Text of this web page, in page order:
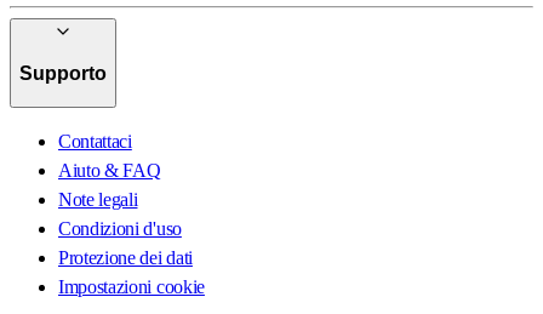
Supporto
Contattaci
Aiuto & FAQ
Note legali
Condizioni d'uso
Protezione dei dati
Impostazioni cookie